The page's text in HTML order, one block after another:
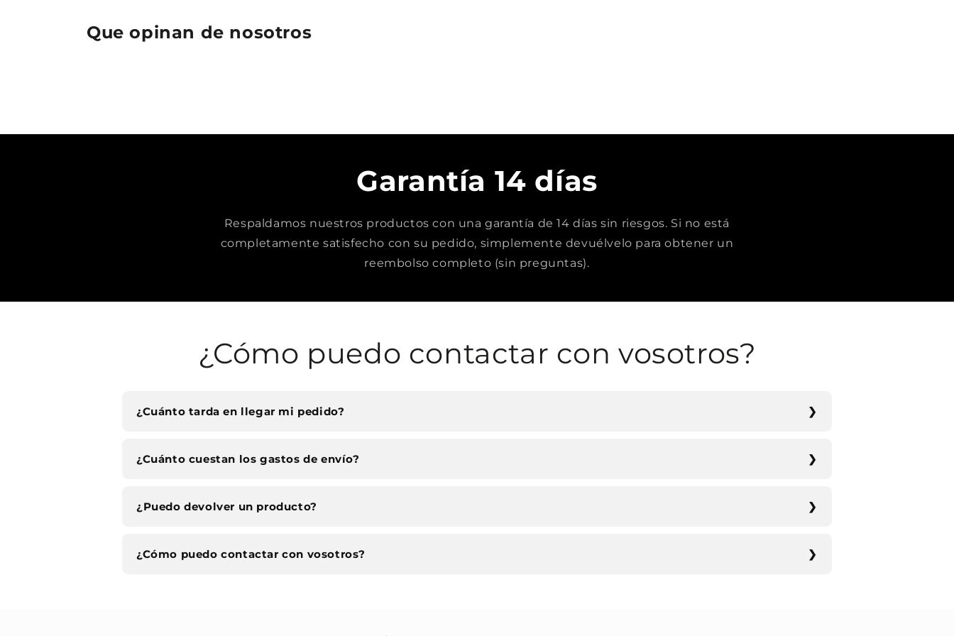
Que opinan de nosotros
Garantía 14 días
Respaldamos nuestros productos con una garantía de 14 días sin riesgos. Si no está
completamente satisfecho con su pedido, simplemente devuélvelo para obtener un
reembolso completo (sin preguntas).
¿Cómo puedo contactar con vosotros?
¿Cuánto tarda en llegar mi pedido?
¿Cuánto cuestan los gastos de envío?
¿Puedo devolver un producto?
¿Cómo puedo contactar con vosotros?